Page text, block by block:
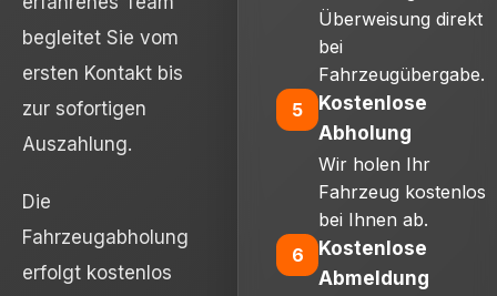
begleitet Sie vom
ersten Kontakt bis
zur sofortigen
Auszahlung.
Die
Fahrzeugabholung
erfolgt kostenlos
Überweisung direkt
bei
Fahrzeugübergabe.
5
Kostenlose
Abholung
Wir holen Ihr
Fahrzeug kostenlos
bei Ihnen ab.
6
Kostenlose
Abmeldung